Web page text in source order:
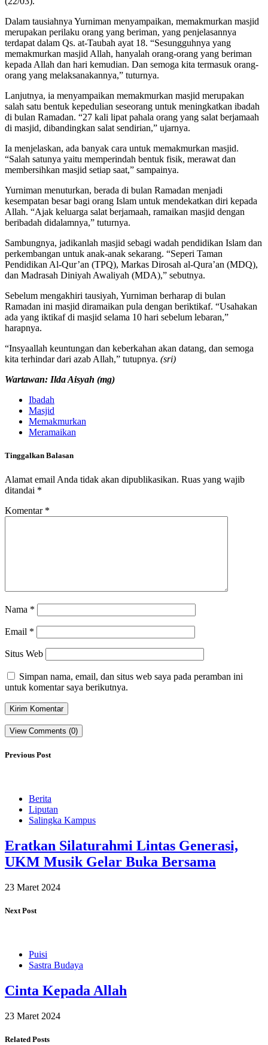
Dalam tausiahnya Yurniman menyampaikan, memakmurkan masjid
merupakan perilaku orang yang beriman, yang penjelasannya
terdapat dalam Qs. at-Taubah ayat 18. “Sesungguhnya yang
memakmurkan masjid Allah, hanyalah orang-orang yang beriman
kepada Allah dan hari kemudian. Dan semoga kita termasuk orang-
orang yang melaksanakannya,” tuturnya.
Lanjutnya, ia menyampaikan memakmurkan masjid merupakan
salah satu bentuk kepedulian seseorang untuk meningkatkan ibadah
di bulan Ramadan. “27 kali lipat pahala orang yang salat berjamaah
di masjid, dibandingkan salat sendirian,” ujarnya.
Ia menjelaskan, ada banyak cara untuk memakmurkan masjid.
“Salah satunya yaitu memperindah bentuk fisik, merawat dan
membersihkan masjid setiap saat,” sampainya.
Yurniman menuturkan, berada di bulan Ramadan menjadi
kesempatan besar bagi orang Islam untuk mendekatkan diri kepada
Allah. “Ajak keluarga salat berjamaah, ramaikan masjid dengan
beribadah didalamnya,” tuturnya.
Sambungnya, jadikanlah masjid sebagi wadah pendidikan Islam dan
perkembangan untuk anak-anak sekarang. “Seperi Taman
Pendidikan Al-Qur’an (TPQ), Markas Dirosah al-Qura’an (MDQ),
dan Madrasah Diniyah Awaliyah (MDA),” sebutnya.
Sebelum mengakhiri tausiyah, Yurniman berharap di bulan
Ramadan ini masjid diramaikan pula dengan beriktikaf. “Usahakan
ada yang iktikaf di masjid selama 10 hari sebelum lebaran,”
harapnya.
“Insyaallah keuntungan dan keberkahan akan datang, dan semoga
kita terhindar dari azab Allah,” tutupnya. (sri)
Wartawan: Ilda Aisyah (mg)
Ibadah
Masjid
Memakmurkan
Meramaikan
Tinggalkan Balasan
Alamat email Anda tidak akan dipublikasikan. Ruas yang wajib
ditandai *
Komentar *
Nama *
Email *
Situs Web
Simpan nama, email, dan situs web saya pada peramban ini
untuk komentar saya berikutnya.
View Comments (0)
Previous Post
Berita
Liputan
Salingka Kampus
Eratkan Silaturahmi Lintas Generasi,
UKM Musik Gelar Buka Bersama
23 Maret 2024
Next Post
Puisi
Sastra Budaya
Cinta Kepada Allah
23 Maret 2024
Related Posts